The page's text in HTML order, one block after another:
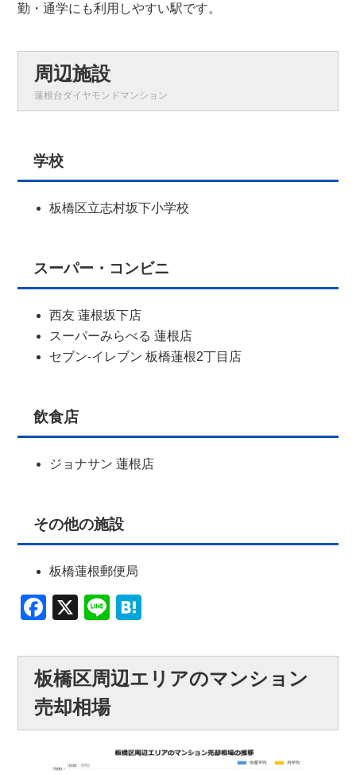
勤・通学にも利用しやすい駅です。
周辺施設
蓮根台ダイヤモンドマンション
学校
板橋区立志村坂下小学校
スーパー・コンビニ
西友 蓮根坂下店
スーパーみらべる 蓮根店
セブン-イレブン 板橋蓮根2丁目店
飲食店
ジョナサン 蓮根店
その他の施設
板橋蓮根郵便局
Facebook
X Line
板橋区周辺エリアのマンション
売却相場